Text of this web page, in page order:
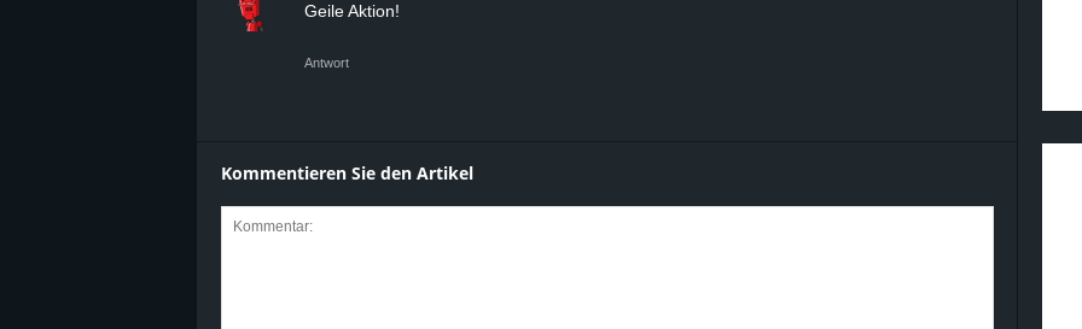
Geile Aktion!
Antwort
Kommentieren Sie den Artikel